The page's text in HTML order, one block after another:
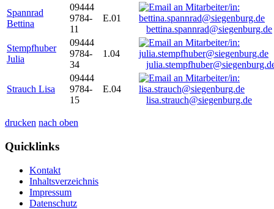
Spannrad
Bettina
09444
9784-
11
E.01
bettina.spannrad@siegenburg.de
Stempfhuber
Julia
09444
9784-
34
1.04
Strauch Lisa
09444
9784-
15
E.04
lisa.strauch@siegenburg.de
drucken nach oben
Quicklinks
Kontakt
Inhaltsverzeichnis
Impressum
Datenschutz